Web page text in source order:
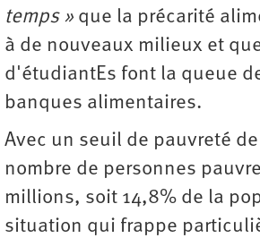
temps » que la précarité
à de nouveaux milieux et
d'étudiantEs font la queue
banques alimentaires.
Avec un seuil de pauvreté
nombre de personnes
millions, soit 14,8% de la
situation qui frappe